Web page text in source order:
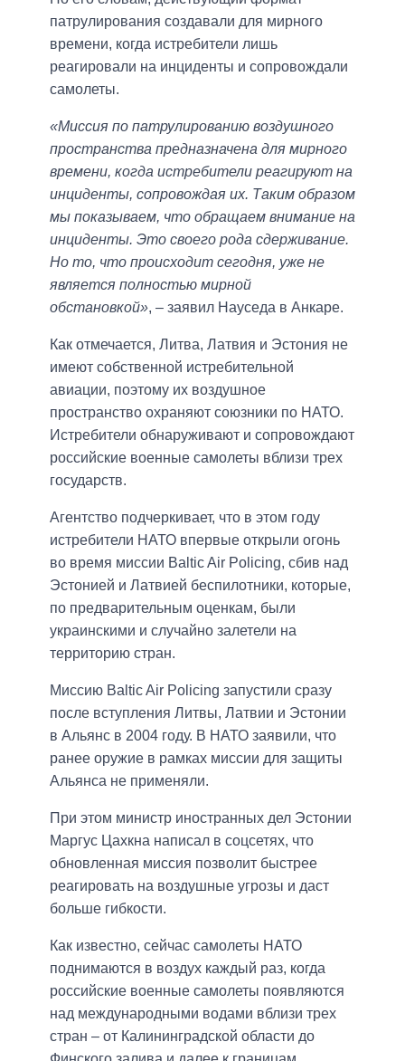
патрулирования создавали для мирного
времени, когда истребители лишь
реагировали на инциденты и сопровождали
самолеты.
«Миссия по патрулированию воздушного
пространства предназначена для мирного
времени, когда истребители реагируют на
инциденты, сопровождая их. Таким образом
мы показываем, что обращаем внимание на
инциденты. Это своего рода сдерживание.
Но то, что происходит сегодня, уже не
является полностью мирной
обстановкой», – заявил Науседа в Анкаре.
Как отмечается, Литва, Латвия и Эстония не
имеют собственной истребительной
авиации, поэтому их воздушное
пространство охраняют союзники по НАТО.
Истребители обнаруживают и сопровождают
российские военные самолеты вблизи трех
государств.
Агентство подчеркивает, что в этом году
истребители НАТО впервые открыли огонь
во время миссии Baltic Air Policing, сбив над
Эстонией и Латвией беспилотники, которые,
по предварительным оценкам, были
украинскими и случайно залетели на
территорию стран.
Миссию Baltic Air Policing запустили сразу
после вступления Литвы, Латвии и Эстонии
в Альянс в 2004 году. В НАТО заявили, что
ранее оружие в рамках миссии для защиты
Альянса не применяли.
При этом министр иностранных дел Эстонии
Маргус Цахкна написал в соцсетях, что
обновленная миссия позволит быстрее
реагировать на воздушные угрозы и даст
больше гибкости.
Как известно, сейчас самолеты НАТО
поднимаются в воздух каждый раз, когда
российские военные самолеты появляются
над международными водами вблизи трех
стран – от Калининградской области до